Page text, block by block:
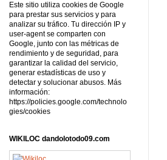
Este sitio utiliza cookies de Google
para prestar sus servicios y para
analizar su tráfico. Tu dirección IP y
user-agent se comparten con
Google, junto con las métricas de
rendimiento y de seguridad, para
garantizar la calidad del servicio,
generar estadísticas de uso y
detectar y solucionar abusos. Más
información:
https://policies.google.com/technolo
gies/cookies
WIKILOC dandolotodo09.com